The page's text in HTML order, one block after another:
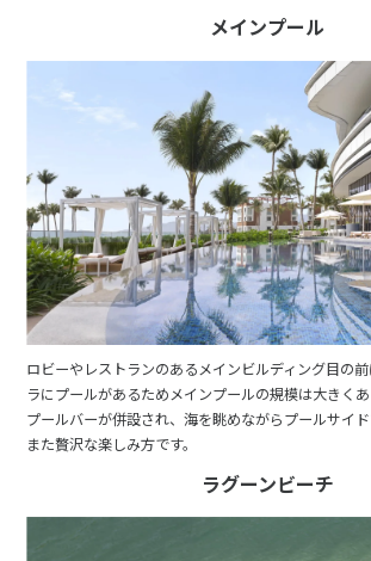
メインプール
ロビーやレストランのあるメインビルディング目の
ラにプールがあるためメインプールの規模は大きく
プールバーが併設され、海を眺めながらプールサイ
また贅沢な楽しみ方です。
ラグーンビーチ